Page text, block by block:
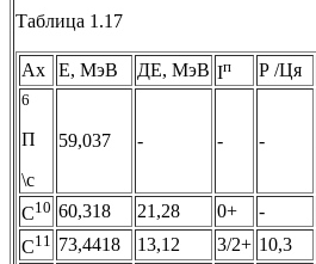
Таблица 1.17
Ax Е, МэВ ДЕ, МэВ Iп Р /Ця
6
П
\с
59,037 - - -
С10 60,318 21,28 0+ -
С11 73,4418 13,12 3/2+ 10,3